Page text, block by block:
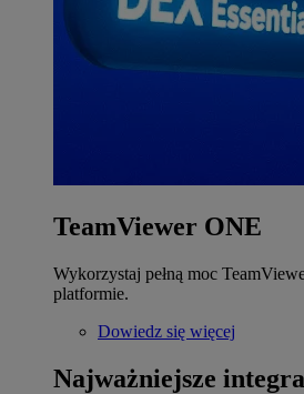
TeamViewer ONE
Wykorzystaj pełną moc
platformie.
Dowiedz się więcej
Najważniejsze